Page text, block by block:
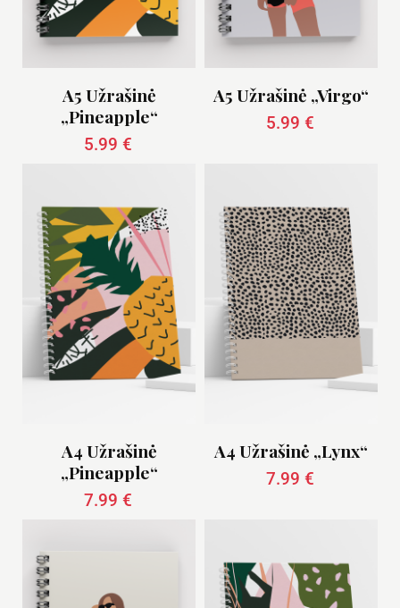
A5 Užrašinė
„Pineapple“
5.99 €
A5 Užrašinė „Virgo“
5.99 €
A4 Užrašinė
„Pineapple“
7.99 €
A4 Užrašinė „Lynx“
7.99 €